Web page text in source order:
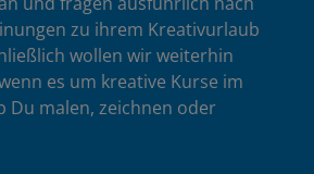
zu ihrem Kreativurlaub
wollen wir weiterhin
es um kreative Kurse im
Du malen, zeichnen oder